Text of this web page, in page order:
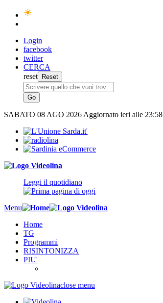
Login
facebook
twitter
CERCA
reset
SABATO 08 AGO 2026 Aggiornato ieri alle 23:58
Leggi il quotidiano
Menu
Home
TG
Programmi
RISINTONIZZA
PIU'
close menu